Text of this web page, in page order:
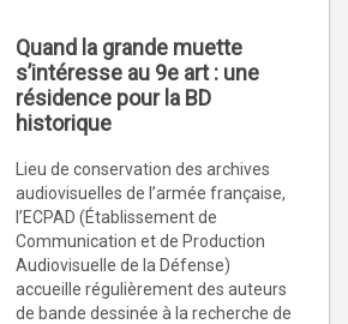
Quand la grande muette
s’intéresse au 9e art : une
résidence pour la BD
historique
Lieu de conservation des archives
audiovisuelles de l’armée française,
l’ECPAD (Établissement de
Communication et de Production
Audiovisuelle de la Défense)
accueille régulièrement des auteurs
de bande dessinée à la recherche de